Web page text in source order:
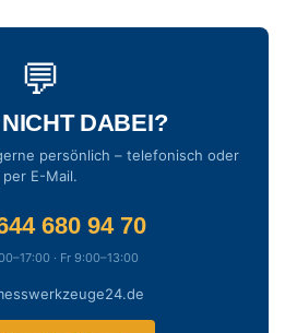
💬
DABEI?
persönlich – telefonisch oder
per E-Mail.
680 94 70
· Fr 9:00–13:00